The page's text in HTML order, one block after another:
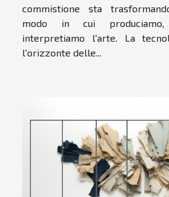
commistione sta
modo in cui produciamo,
interpretiamo l'arte. La
l'orizzonte delle...